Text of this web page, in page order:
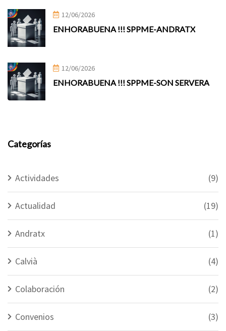
12/06/2026
ENHORABUENA !!! SPPME-ANDRATX
12/06/2026
ENHORABUENA !!! SPPME-SON SERVERA
Categorías
Actividades (9)
Actualidad (19)
Andratx (1)
Calvià (4)
Colaboración (2)
Convenios (3)